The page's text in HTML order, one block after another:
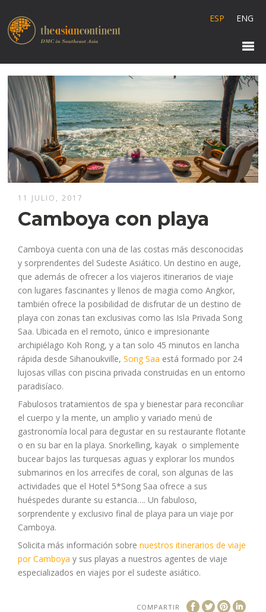
ESP ENG
11 JULIO, 2017
Camboya con playa
Camboya cuenta con una de las costas más desconocidas
y sorprendentes del Sudeste Asiático. Un destino en auge,
que además de ofrecer a los viajeros itinerarios de viaje
con lugares fascinantes y llenos de magia como Angkor,
también ofrece la posibilidad de disfrutar de un destino de
playa con zonas tan exclusivas como las Isla Privada Song
Saa.Ubicada en el remoto, único e impresionante
archipiélago Koh Rong, y a tan solo 45 minutos en lancha
rápida desde Sihanoukville,Song Saa está formado por 24
lujosas villas con piscina privada construidas en un entorno
paradisíaco.
Fabulosos tratamientos de spa y bienestar para reconciliar
el cuerpo y la mente, un amplio y variado menú de
gastronomía local para degustar en su restaurante flotante
o en su bar en la playa. Snorkelling, kayak o simplemente
bucear bajos las turquesas aguas y explorar los mundos
submarinos en los arrecifes de coral, son algunas de las
actividades que el Hotel 5*Song Saa ofrece a sus
huéspedes durante su estancia…. Un fabuloso,
sorprendente y exclusivo final de playa para un viaje por
Camboya.
Solicita más información sobrenuestros itinerarios de viaje
por Camboya y sus playas a nuestros agentes de viaje
especializados en viajes por el sudeste asiático.
COMPARTIR